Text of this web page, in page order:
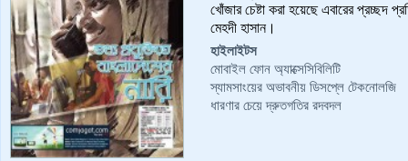
খোঁজার চেষ্টা করা হয়েছে এবারের প্রচ্ছদ
মেহদী হাসান।
হাইলাইটস
মোবাইল ফোন অ্যাক্সেসিবিলিটি
স্যামসাংয়ের অভাবনীয় ডিসপ্লে টেকনোলজি
ধারণার চেয়ে দ্রুতগতির রদবদল